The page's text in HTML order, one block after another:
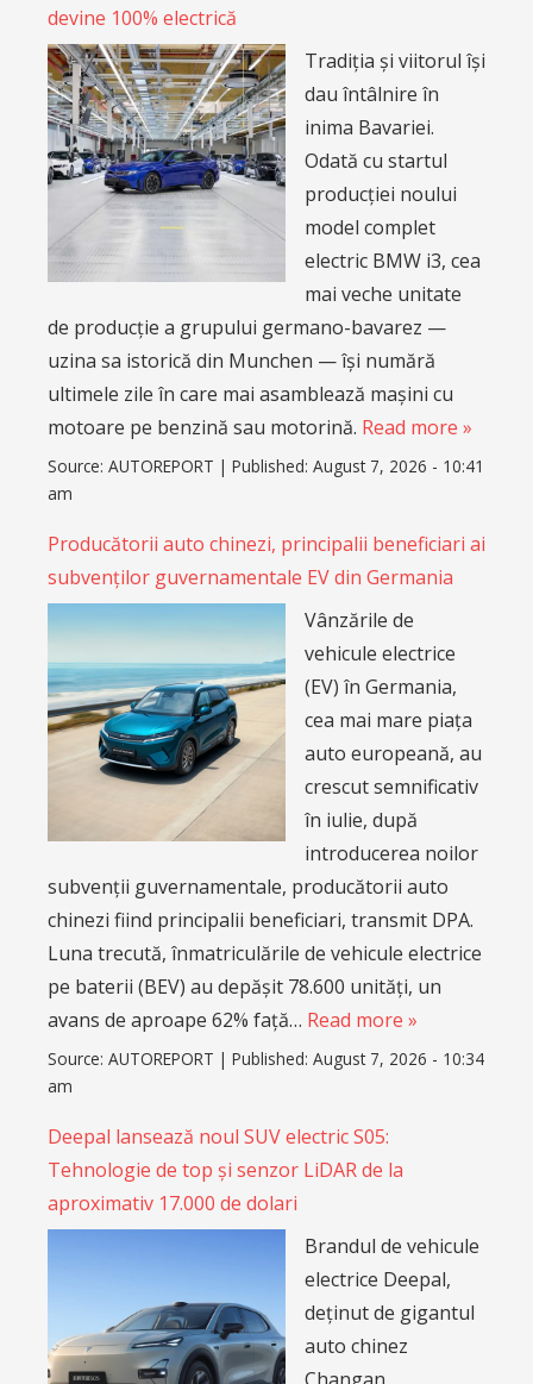
devine 100% electrică
Tradiția și viitorul își
dau întâlnire în
inima Bavariei.
Odată cu startul
producției noului
model complet
electric BMW i3, cea
mai veche unitate
de producție a grupului germano-bavarez —
uzina sa istorică din Munchen — își numără
ultimele zile în care mai asamblează mașini cu
motoare pe benzină sau motorină. Read more »
Source: AUTOREPORT | Published: August 7, 2026 - 10:41
am
Producătorii auto chinezi, principalii beneficiari ai
subvenților guvernamentale EV din Germania
Vânzările de
vehicule electrice
(EV) în Germania,
cea mai mare piața
auto europeană, au
crescut semnificativ
în iulie, după
introducerea noilor
subvenții guvernamentale, producătorii auto
chinezi fiind principalii beneficiari, transmit DPA.
Luna trecută, înmatriculările de vehicule electrice
pe baterii (BEV) au depășit 78.600 unități, un
avans de aproape 62% față… Read more »
Source: AUTOREPORT | Published: August 7, 2026 - 10:34
am
Deepal lansează noul SUV electric S05:
Tehnologie de top și senzor LiDAR de la
aproximativ 17.000 de dolari
Brandul de vehicule
electrice Deepal,
deținut de gigantul
auto chinez